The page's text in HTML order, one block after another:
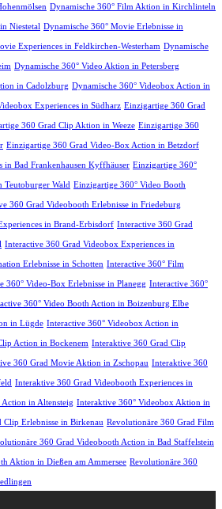
Dynamische 360° Film Aktion in Kirchlinteln
Niestetal Dynamische 360° Movie Erlebnisse in
Experiences in Feldkirchen-Westerham Dynamische
Dynamische 360° Video Aktion in Petersberg
in Cadolzburg Dynamische 360° Videobox Action in
Experiences in Südharz Einzigartige 360 Grad
360 Grad Clip Aktion in Weeze Einzigartige 360
Einzigartige 360 Grad Video-Box Action in Betzdorf
in Bad Frankenhausen Kyffhäuser Einzigartige 360°
Teutoburger Wald Einzigartige 360° Video Booth
360 Grad Videobooth Erlebnisse in Friedeburg
in Brand-Erbisdorf Interactive 360 Grad
Interactive 360 Grad Videobox Experiences in
Erlebnisse in Schotten Interactive 360° Film
360° Video-Box Erlebnisse in Planegg Interactive 360°
360° Video Booth Action in Boizenburg Elbe
in Lügde Interactive 360° Videobox Action in
Action in Bockenem Interaktive 360 Grad Clip
360 Grad Movie Aktion in Zschopau Interaktive 360
Interaktive 360 Grad Videobooth Experiences in
in Altensteig Interaktive 360° Videobox Aktion in
Clip Erlebnisse in Birkenau Revolutionäre 360 Grad Film
360 Grad Videobooth Action in Bad Staffelstein
Aktion in Dießen am Ammersee Revolutionäre 360